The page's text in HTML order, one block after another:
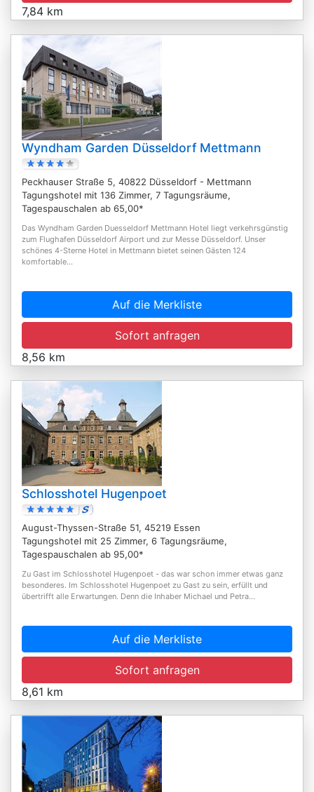
7,84 km
Wyndham Garden Düsseldorf Mettmann
Peckhauser Straße 5, 40822 Düsseldorf - Mettmann
Tagungshotel mit 136 Zimmer, 7 Tagungsräume,
Tagespauschalen ab 65,00*
Das Wyndham Garden Duesseldorf Mettmann Hotel liegt verkehrsgünstig
zum Flughafen Düsseldorf Airport und zur Messe Düsseldorf. Unser
schönes 4-Sterne Hotel in Mettmann bietet seinen Gästen 124
komfortable...
Auf die Merkliste
Sofort anfragen
8,56 km
Schlosshotel Hugenpoet
August-Thyssen-Straße 51, 45219 Essen
Tagungshotel mit 25 Zimmer, 6 Tagungsräume,
Tagespauschalen ab 95,00*
Zu Gast im Schlosshotel Hugenpoet - das war schon immer etwas ganz
besonderes. Im Schlosshotel Hugenpoet zu Gast zu sein, erfüllt und
übertrifft alle Erwartungen. Denn die Inhaber Michael und Petra...
Auf die Merkliste
Sofort anfragen
8,61 km